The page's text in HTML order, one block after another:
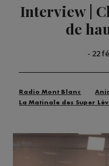
Interview |
de
- 22
Radio Mont Blanc
La Matinale des Super